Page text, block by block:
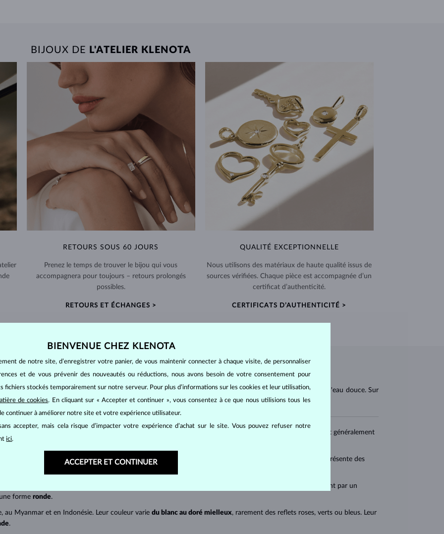
BIJOUX DE L'ATELIER KLENOTA
RETOURS SOUS 60 JOURS
Prenez le temps de trouver le bijou qui vous
accompagnera pour toujours – retours prolongés
possibles.
RETOURS ET ÉCHANGES >
QUALITÉ EXCEPTIONNELLE
Nous utilisons des matériaux de haute qualité issus de
sources vérifiées. Chaque pièce est accompagnée d’un
certificat d’authenticité.
CERTIFICATS D’AUTHENTICITÉ >
LES BIJOUX ENPERLES
: elles sont d'origine organique, se formant à l'intérieur des coquilles de mollusques bivalves marins et d'eau douce. Sur
), et sont généralement
les . Leur taille atteint 5 à 9 mm selon la température de l'eau, et leur teinte d’un
présente des
française, où elles sont cultivées par une espèce particulière d'huître. Les perles de Tahiti se distinguent par un
forme ronde.
au Myanmar et en Indonésie. Leur couleur varie du blanc au doré mielleux, rarement des reflets roses, verts ou bleus. Leur
.
BIENVENUE CHEZ KLENOTA
de notre site, d’enregistrer votre panier, de vous maintenir connecter à chaque visite, de personnaliser
et de vous prévenir des nouveautés ou réductions, nous avons besoin de votre consentement pour
fichiers stockés temporairement sur notre serveur. Pour plus d’informations sur les cookies et leur utilisation,
de cookies. En cliquant sur « Accepter et continuer », vous consentez à ce que nous utilisions tous les
continuer à améliorer notre site et votre expérience utilisateur.
accepter, mais cela risque d’impacter votre expérience d’achat sur le site. Vous pouvez refuser notre
ici.
ACCEPTER ET CONTINUER